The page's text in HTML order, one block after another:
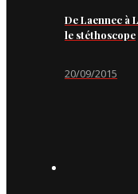
De Laennec à
le stéthoscope
20/09/2015